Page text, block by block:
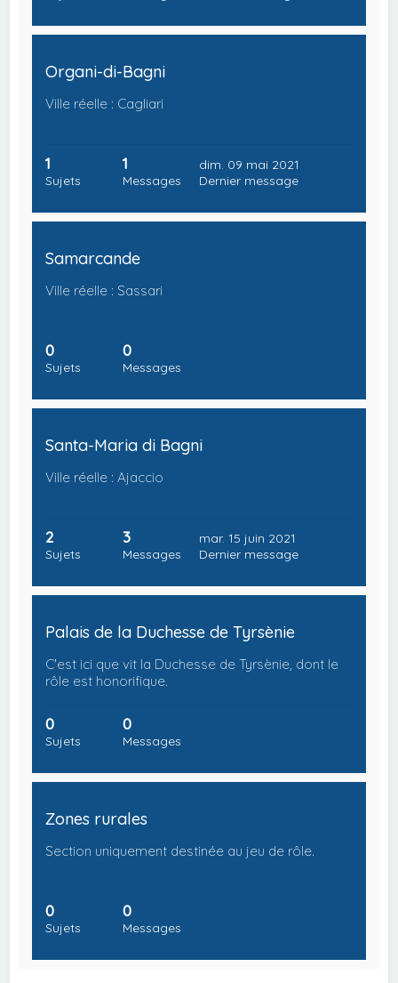
Organi-di-Bagni
Ville réelle : Cagliari
1
Sujets
1
Messages
dim. 09 mai 2021
Dernier message
Samarcande
Ville réelle : Sassari
0
Sujets
0
Messages
Santa-Maria di Bagni
Ville réelle : Ajaccio
2
Sujets
3
Messages
mar. 15 juin 2021
Dernier message
Palais de la Duchesse de Tyrsènie
C'est ici que vit la Duchesse de Tyrsènie, dont le
rôle est honorifique.
0
Sujets
0
Messages
Zones rurales
Section uniquement destinée au jeu de rôle.
0
Sujets
0
Messages